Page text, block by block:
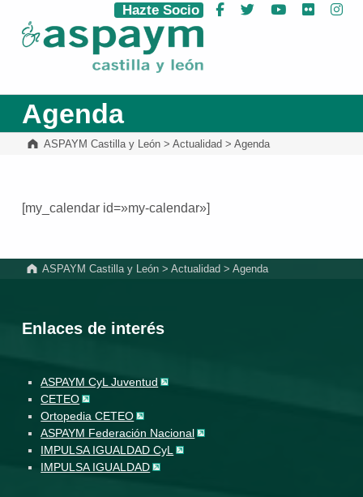
ASPAYM Castilla y León
Hazte Socio Facebook
Twitter YouTube
Flickr
Agenda
ASPAYM Castilla y León> Actualidad > Agenda
[my_calendar id=»my-calendar»]
ASPAYM Castilla y León >Actualidad >Agenda
Enlaces de interés
ASPAYM CyL Juventud
CETEO
Ortopedia CETEO
ASPAYM Federación Nacional
IMPULSA IGUALDAD CyL
IMPULSA IGUALDAD